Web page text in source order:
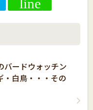
バードウォッチン
・白鳥・・・その